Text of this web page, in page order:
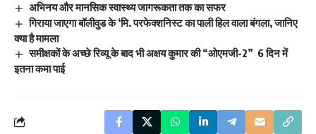
अभिनय और मानसिक स्वास्थ्य जागरूकता तक का सफर
गिराया जाएगा बॉलीवुड के ‘मि. परफेक्शनिस्ट का पाली हिल वाला बंगला, जानिए
क्या है मामला
समीक्षकों के अच्छे रिव्यू के बाद भी अक्षय कुमार की “ओएमजी-2” 6 दिन में
इतना कमा पाई